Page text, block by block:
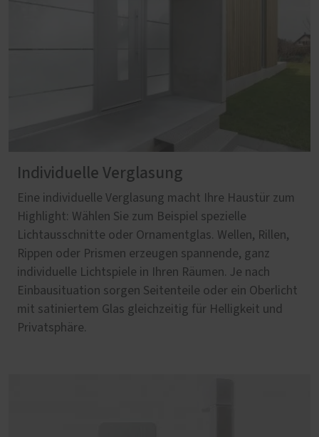
Individuelle Verglasung
Eine individuelle Verglasung macht Ihre Haustür zum
Highlight: Wählen Sie zum Beispiel spezielle
Lichtausschnitte oder Ornamentglas. Wellen, Rillen,
Rippen oder Prismen erzeugen spannende, ganz
individuelle Lichtspiele in Ihren Räumen. Je nach
Einbausituation sorgen Seitenteile oder ein Oberlicht
mit satiniertem Glas gleichzeitig für Helligkeit und
Privatsphäre.